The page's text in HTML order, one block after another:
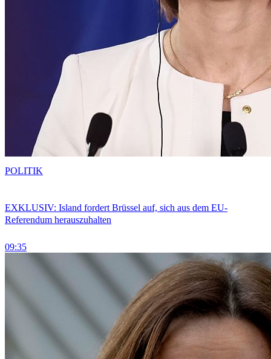
EXKLUSIV: Island fordert Brüssel auf, sich aus dem EU-
Referendum herauszuhalten
09:35
POLITIK